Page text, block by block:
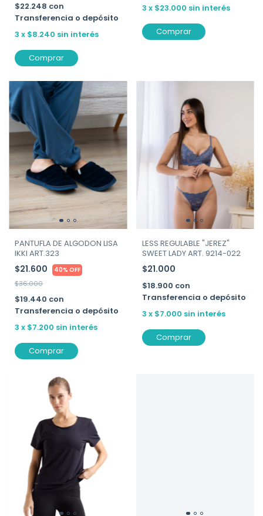
$22.248 con
Transferencia o depósito
3 x $8.240 sin interés
Comprar
3 x $23.000 sin interés
Comprar
PANTUFLA DE ALGODON LISA
IKKI ART.323
$21.600 40% OFF
$36.000
$19.440 con
Transferencia o depósito
3 x $7.200 sin interés
Comprar
LESS REGULABLE "JEREZ"
SWEET LADY ART. 9214-022
$21.000
$18.900 con
Transferencia o depósito
3 x $7.000 sin interés
Comprar